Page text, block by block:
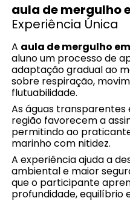
aula de mergulho
Experiência Única
A aula de mergulho
aluno um processo de
adaptação gradual ao
sobre respiração,
flutuabilidade.
As águas transparentes
região favorecem a
permitindo ao
marinho com nitidez.
A experiência ajuda a
ambiental e maior
que o participante
profundidade, equilíbrio